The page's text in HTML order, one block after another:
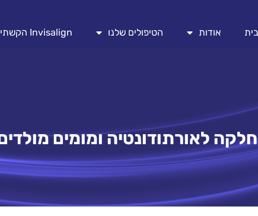
אודות הטיפולים שלנו Invisalign הקשתיות השקופות
לאורתודונטיה ומומים